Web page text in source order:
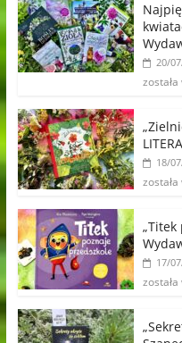
20/
została
18/
została
„Titek
17/
została